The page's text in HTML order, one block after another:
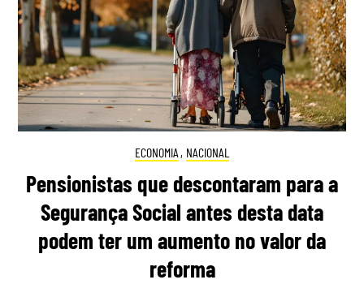
ECONOMIA , NACIONAL
Pensionistas que descontaram para a
Segurança Social antes desta data
podem ter um aumento no valor da
reforma